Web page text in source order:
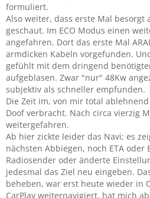
formuliert.
Also weiter, dass erste Mal besorgt
geschaut. Im ECO Modus einen
angefahren. Dort das erste Mal
armdicken Kabeln vorgefunden.
gefühlt mit dem dringend
aufgeblasen. Zwar "nur" 48Kw
subjektiv als schneller empfunden.
Die Zeit im, von mir total
Doof verbracht. Nach circa vierzig
weitergefahren.
Ab hier zickte leider das Navi; es
nächsten Abbiegen, noch ETA oder
Radiosender oder änderte
jedesmal das Ziel neu eingeben.
beheben, war erst heute wieder in
CarPlay weiternavigiert, hat mich